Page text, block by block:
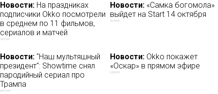
Новости: На праздниках
подписчики Okko посмотрели
в среднем по 11 фильмов,
сериалов и матчей
14/01/2021
Новости: «Самка богомола»
выйдет на Start 14 октября
07/09/2021
Новости: "Наш мультяшный
президент": Showtime снял
пародийный сериал про
Трампа
28/01/2018
Новости: Okko покажет
«Оскар» в прямом эфире
29/03/2021